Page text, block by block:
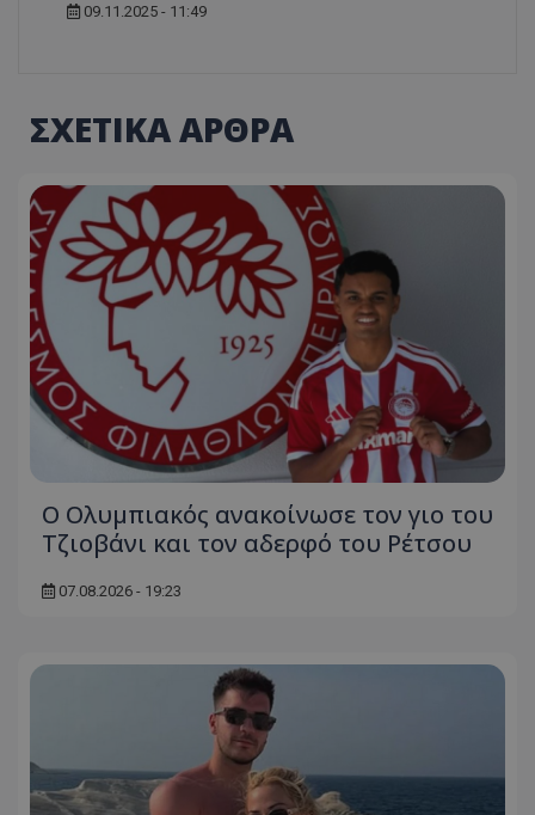
09.11.2025 - 11:49
ΣΧΕΤΙΚΑ ΑΡΘΡΑ
Ο Ολυμπιακός ανακοίνωσε τον γιο του
Τζιοβάνι και τον αδερφό του Ρέτσου
07.08.2026 - 19:23